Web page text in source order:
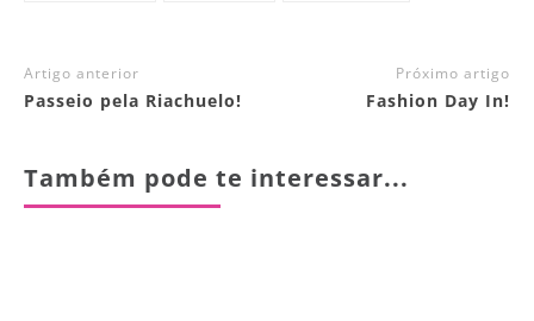
Artigo anterior
Passeio pela Riachuelo!
Próximo artigo
Fashion Day In!
Também pode te interessar...